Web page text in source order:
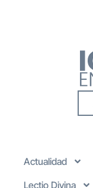
Actualidad
Lectio Divina